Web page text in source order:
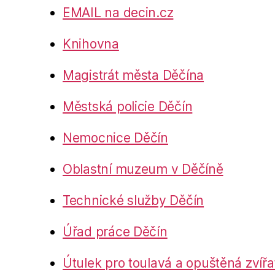
EMAIL na decin.cz
Knihovna
Magistrát města Děčína
Městská policie Děčín
Nemocnice Děčín
Oblastní muzeum v Děčíně
Technické služby Děčín
Úřad práce Děčín
Útulek pro toulavá a opuštěná